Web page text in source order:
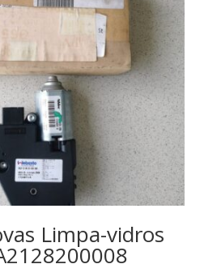
Limpa-vidros